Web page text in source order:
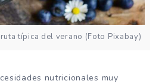
típica del verano (Foto Pixabay)
nutricionales muy